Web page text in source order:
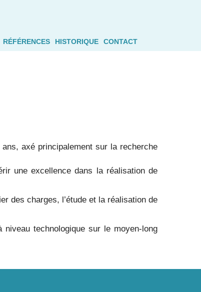
RÉFÉRENCES HISTORIQUE CONTACT
axé principalement sur la recherche
une excellence dans la réalisation de
des charges, l’étude et la réalisation de
technologique sur le moyen-long